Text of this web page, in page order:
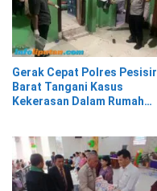
Gerak Cepat Polres Pesisir
Barat Tangani Kasus
Kekerasan Dalam Rumah